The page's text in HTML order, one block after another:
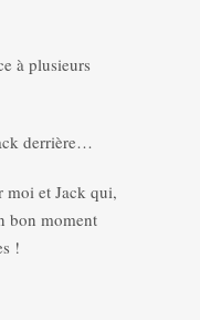
à plusieurs
derrière…
moi et Jack qui,
bon moment
!